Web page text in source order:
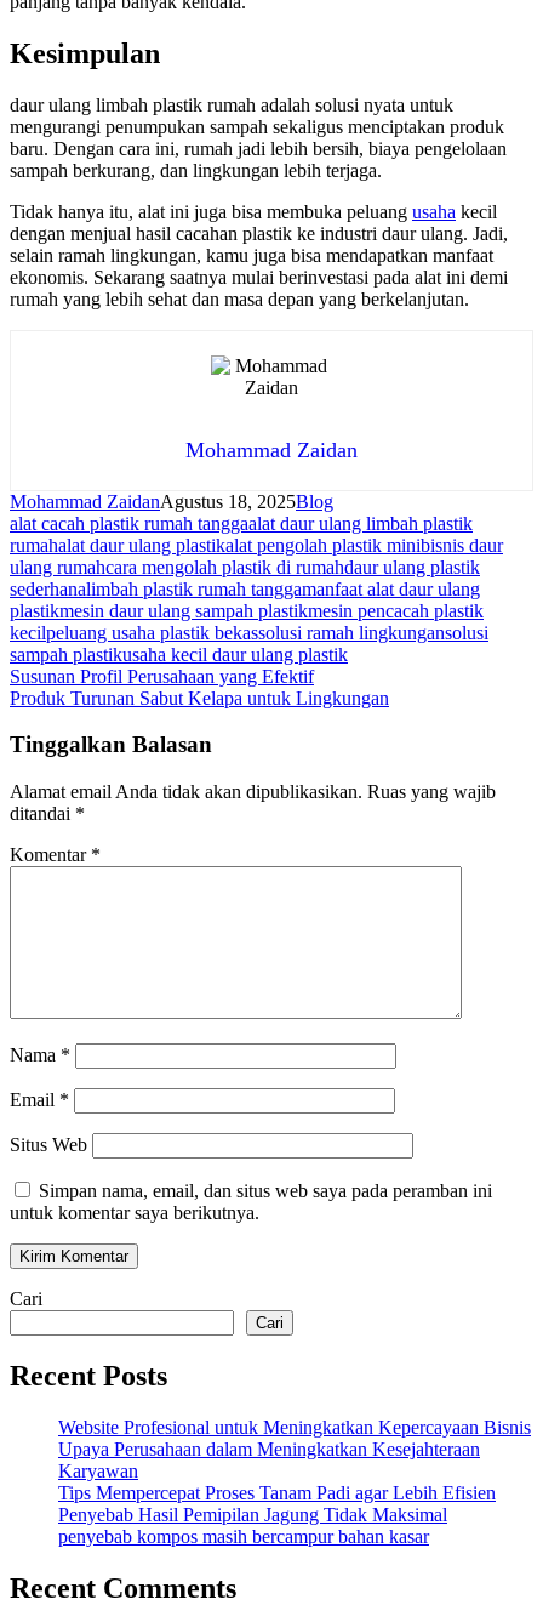
Kesimpulan
daur ulang limbah plastik rumah adalah solusi nyata untuk
mengurangi penumpukan sampah sekaligus menciptakan produk
baru. Dengan cara ini, rumah jadi lebih bersih, biaya pengelolaan
sampah berkurang, dan lingkungan lebih terjaga.
Tidak hanya itu, alat ini juga bisa membuka peluang usaha kecil
dengan menjual hasil cacahan plastik ke industri daur ulang. Jadi,
selain ramah lingkungan, kamu juga bisa mendapatkan manfaat
ekonomis. Sekarang saatnya mulai berinvestasi pada alat ini demi
rumah yang lebih sehat dan masa depan yang berkelanjutan.
Mohammad Zaidan
Mohammad ZaidanAgustus 18, 2025Blog
alat cacah plastik rumah tanggaalat daur ulang limbah plastik
rumahalat daur ulang plastikalat pengolah plastik minibisnis daur
ulang rumahcara mengolah plastik di rumahdaur ulang plastik
sederhanalimbah plastik rumah tanggamanfaat alat daur ulang
plastikmesin daur ulang sampah plastikmesin pencacah plastik
kecilpeluang usaha plastik bekassolusi ramah lingkungansolusi
sampah plastikusaha kecil daur ulang plastik
Navigasi
pos
Susunan Profil Perusahaan yang Efektif
Produk Turunan Sabut Kelapa untuk Lingkungan
Tinggalkan Balasan
Alamat email Anda tidak akan dipublikasikan. Ruas yang wajib
ditandai *
Komentar *
Nama *
Email *
Situs Web
Simpan nama, email, dan situs web saya pada peramban ini
untuk komentar saya berikutnya.
Cari
Cari
Recent Posts
Website Profesional untuk Meningkatkan Kepercayaan Bisnis
Upaya Perusahaan dalam Meningkatkan Kesejahteraan
Karyawan
Tips Mempercepat Proses Tanam Padi agar Lebih Efisien
Penyebab Hasil Pemipilan Jagung Tidak Maksimal
penyebab kompos masih bercampur bahan kasar
Recent Comments